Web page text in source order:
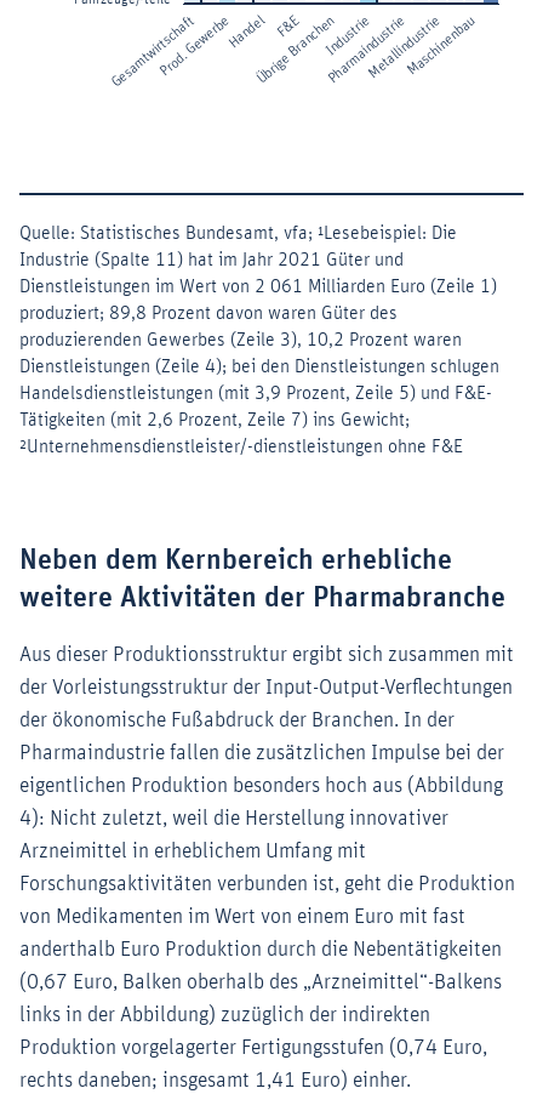
Neben dem Kernbereich erhebliche
weitere Aktivitäten der Pharmabranche
Aus dieser Produktionsstruktur ergibt sich zusammen mit
der Vorleistungsstruktur der Input-Output-Verflechtungen
der ökonomische Fußabdruck der Branchen. In der
Pharmaindustrie fallen die zusätzlichen Impulse bei der
eigentlichen Produktion besonders hoch aus (Abbildung
4): Nicht zuletzt, weil die Herstellung innovativer
Arzneimittel in erheblichem Umfang mit
Forschungsaktivitäten verbunden ist, geht die Produktion
von Medikamenten im Wert von einem Euro mit fast
anderthalb Euro Produktion durch die Nebentätigkeiten
(0,67 Euro, Balken oberhalb des „Arzneimittel“-Balkens
links in der Abbildung) zuzüglich der indirekten
Produktion vorgelagerter Fertigungsstufen (0,74 Euro,
rechts daneben; insgesamt 1,41 Euro) einher.